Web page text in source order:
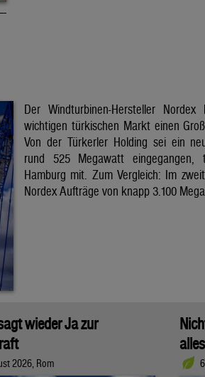
Der Windturbinen-Hersteller
wichtigen türkischen Markt einen
Von der Türkerler Holding sei ein
rund 525 Megawatt eingegangen,
Hamburg mit. Zum Vergleich: Im
Nordex Aufträge von knapp 3.100
wieder Ja zur
2026, Rom